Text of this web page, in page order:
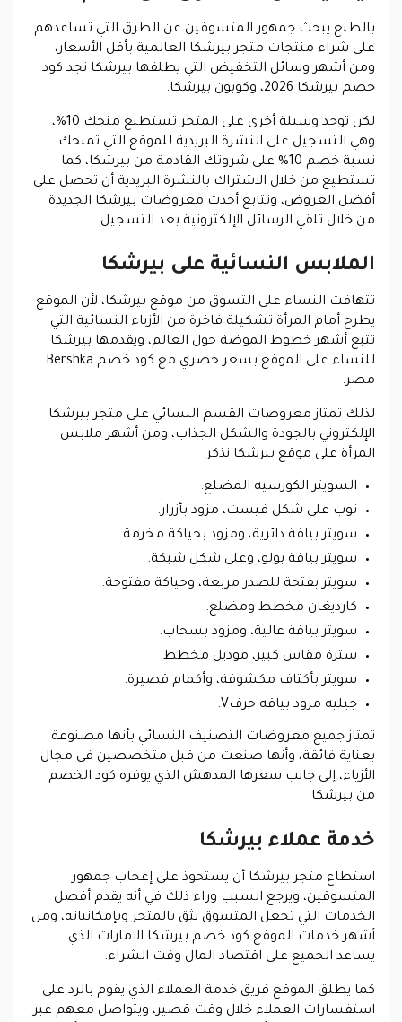
بالطبع يبحث جمهور المتسوقين عن الطرق التي تساعدهم
على شراء منتجات متجر بيرشكا العالمية بأقل الأسعار،
ومن أشهر وسائل التخفيض التي يطلقها بيرشكا نجد كود
خصم بيرشكا 2026، وكوبون بيرشكا.
لكن توجد وسيلة أخرى على المتجر تستطيع منحك 10%،
وهي التسجيل على النشرة البريدية للموقع التي تمنحك
نسبة خصم 10% على شروتك القادمة من بيرشكا، كما
تستطيع من خلال الاشتراك بالنشرة البريدية أن تحصل على
أفضل العروض، وتتابع أحدث معروضات بيرشكا الجديدة
من خلال تلقي الرسائل الإلكترونية بعد التسجيل.
الملابس النسائية على بيرشكا
تتهافت النساء على التسوق من موقع بيرشكا، لأن الموقع
يطرح أمام المرأة تشكيلة فاخرة من الأزياء النسائية التي
تتبع أشهر خطوط الموضة حول العالم، ويقدمها بيرشكا
للنساء على الموقع بسعر حصري مع كود خصم Bershka
مصر.
لذلك تمتاز معروضات القسم النسائي على متجر بيرشكا
الإلكتروني بالجودة والشكل الجذاب، ومن أشهر ملابس
المرأة على موقع بيرشكا نذكر:
السويتر الكورسيه المضلع.
توب على شكل فيست، مزود بأزرار.
سويتر بياقة دائرية، ومزود بحياكة مخرمة.
سويتر بياقة بولو، وعلى شكل شبكة.
سويتر بفتحة للصدر مربعة، وحياكة مفتوحة.
كارديغان مخطط ومضلع.
سويتر بياقة عالية، ومزود بسحاب.
سترة مقاس كبير، موديل مخطط.
سويتر بأكتاف مكشوفة، وأكمام قصيرة.
جيليه مزود بياقه حرفV.
تمتاز جميع معروضات التصنيف النسائي بأنها مصنوعة
بعناية فائقة، وأنها صنعت من قبل متخصصين في مجال
الأزياء، إلى جانب سعرها المدهش الذي يوفره كود الخصم
من بيرشكا.
خدمة عملاء بيرشكا
استطاع متجر بيرشكا أن يستحوذ على إعجاب جمهور
المتسوقين، ويرجع السبب وراء ذلك في أنه يقدم أفضل
الخدمات التي تجعل المتسوق يثق بالمتجر وبإمكانياته، ومن
أشهر خدمات الموقع كود خصم بيرشكا الامارات الذي
يساعد الجميع على اقتصاد المال وقت الشراء.
كما يطلق الموقع فريق خدمة العملاء الذي يقوم بالرد على
استفسارات العملاء خلال وقت قصير، ويتواصل معهم عبر